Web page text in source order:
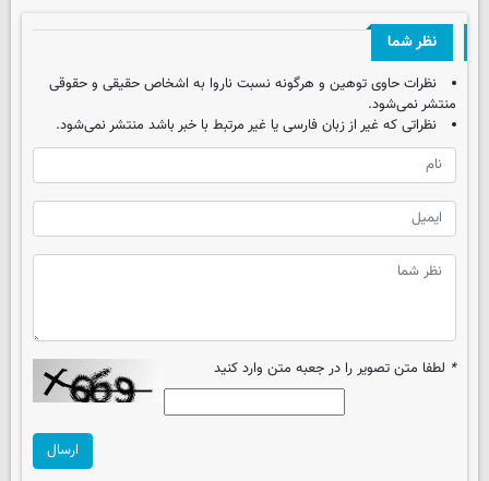
نظر شما
نظرات حاوی توهین و هرگونه نسبت ناروا به اشخاص حقیقی و حقوقی
منتشر نمی‌شود.
نظراتی که غیر از زبان فارسی یا غیر مرتبط با خبر باشد منتشر نمی‌شود.
* لطفا متن تصویر را در جعبه متن وارد کنید
ارسال